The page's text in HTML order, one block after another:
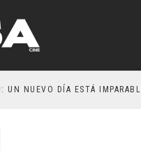
UN NUEVO DÍA ESTÁ IMPARABLE